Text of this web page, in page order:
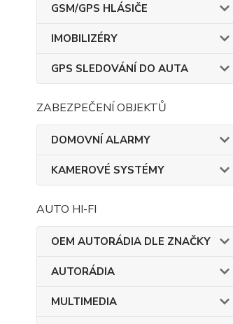
GSM/GPS HLÁSIČE
IMOBILIZÉRY
GPS SLEDOVÁNÍ DO AUTA
ZABEZPEČENÍ OBJEKTŮ
DOMOVNÍ ALARMY
KAMEROVÉ SYSTÉMY
AUTO HI-FI
OEM AUTORÁDIA DLE ZNAČKY
AUTORÁDIA
MULTIMEDIA